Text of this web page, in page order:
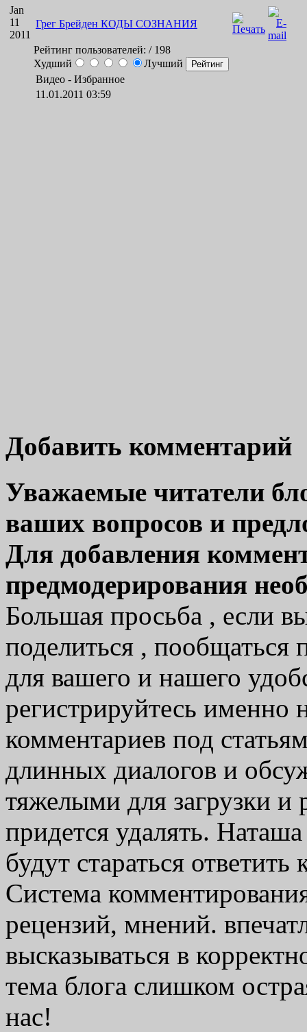
Jan
11
2011
Грег Брейден КОДЫ СОЗНАНИЯ
Рейтинг пользователей: / 198
Худший
Лучший
Видео - Избранное
11.01.2011 03:59
Добавить комментарий
Уважаемые читатели
ваших вопросов и
Для добавления
предмодерирования
Большая просьба , если
поделиться ,
для вашего и нашего
регистрируйтесь именно
комментариев под
длинных диалогов и
тяжелыми для загрузки и
придется удалять.
будут стараться
Система
рецензий, мнений.
высказываться в
тема блога слишком
нас!